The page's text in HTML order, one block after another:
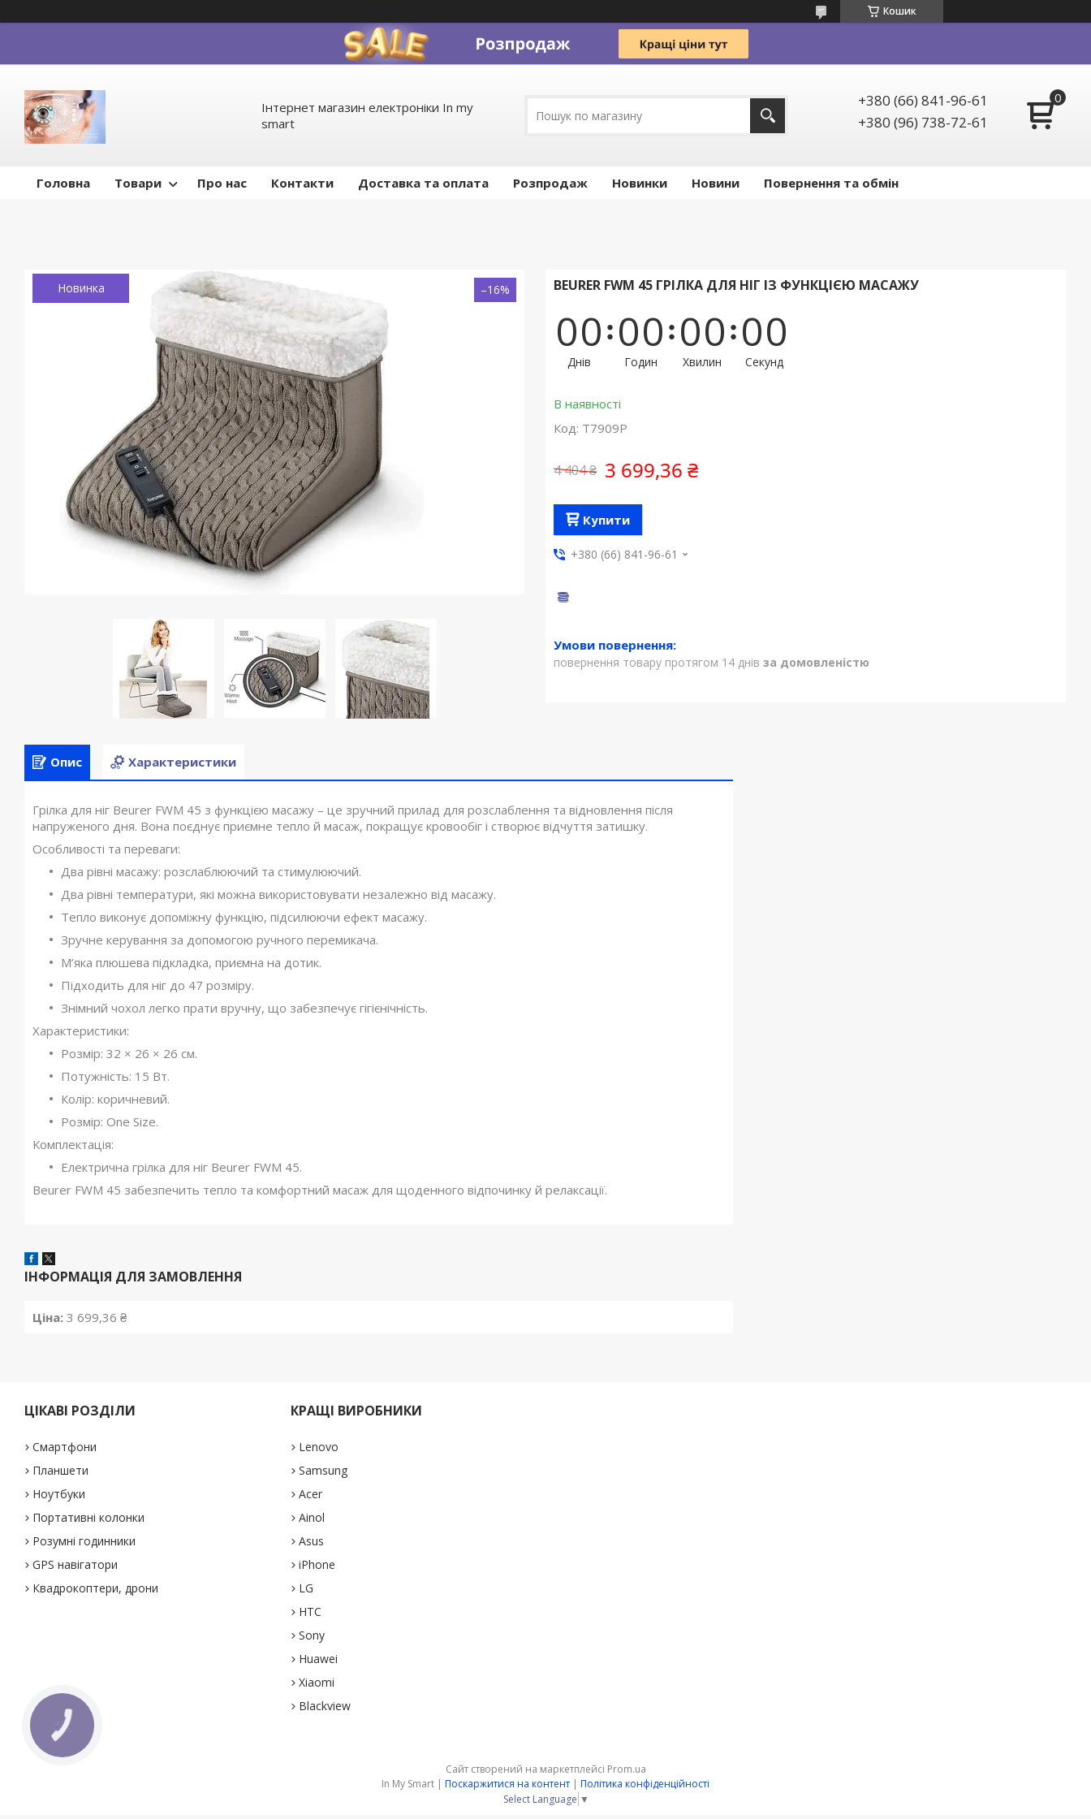
Кошик
Інтернет магазин електроніки In my
smart
+380 (66) 841-96-61
+380 (96) 738-72-61
Головна Товари Про нас Контакти Доставка та оплата Pозпродаж Новинки Новини Повернення та обмін
Новинка –16% BEURER FWM 45 ГРІЛКА ДЛЯ НІГ ІЗ ФУНКЦІЄЮ МАСАЖУ
00
Днів
00
Годин
00
Хвилин
00
Секунд
В наявності
Код: T7909P
4 404 ₴ 3 699,36 ₴
Купити
+380 (66) 841-96-61
повернення товару протягом 14 днів за домовленістю
Опис Характеристики
Грілка для ніг Beurer FWM 45 з функцією масажу – це зручний прилад для розслаблення та відновлення після
напруженого дня. Вона поєднує приємне тепло й масаж, покращує кровообіг і створює відчуття затишку.
Особливості та переваги:
Два рівні масажу: розслаблюючий та стимулюючий.
Два рівні температури, які можна використовувати незалежно від масажу.
Тепло виконує допоміжну функцію, підсилюючи ефект масажу.
Зручне керування за допомогою ручного перемикача.
М’яка плюшева підкладка, приємна на дотик.
Підходить для ніг до 47 розміру.
Знімний чохол легко прати вручну, що забезпечує гігієнічність.
Характеристики:
Розмір: 32 × 26 × 26 см.
Потужність: 15 Вт.
Колір: коричневий.
Розмір: One Size.
Комплектація:
Електрична грілка для ніг Beurer FWM 45.
Beurer FWM 45 забезпечить тепло та комфортний масаж для щоденного відпочинку й релаксації.
ІНФОРМАЦІЯ ДЛЯ ЗАМОВЛЕННЯ
Ціна: 3 699,36 ₴
ЦІКАВІ РОЗДІЛИ
Смартфони
Планшети
Ноутбуки
Портативні колонки
Розумні годинники
GPS навігатори
Квадрокоптери, дрони
КРАЩІ ВИРОБНИКИ
Lenovo
Samsung
Acer
Ainol
Asus
iPhone
LG
HTC
Sony
Huawei
Xiaomi
Blackview
Сайт створений на маркетплейсі Prom.ua
In My Smart | Поскаржитися на контент | Політика конфіденційності
Select Language ▼
КНОПКА
ЗВ'ЯЗКУ